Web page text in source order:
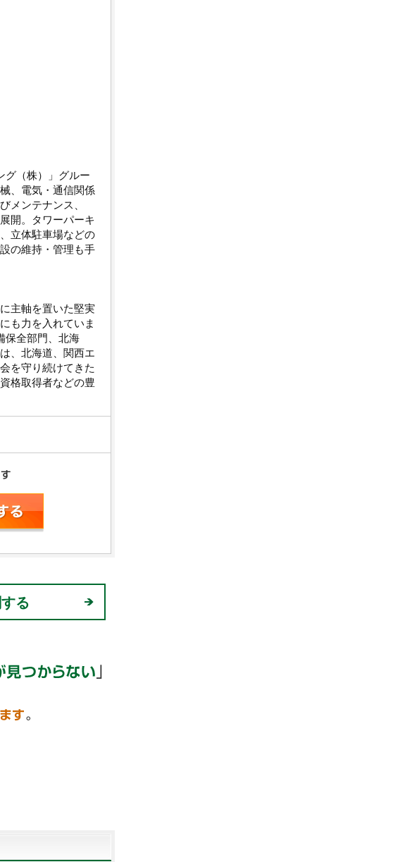
グ（株）」グルー
、電気・通信関係
メンテナンス、
開。タワーパーキ
立体駐車場などの
の維持・管理も手
主軸を置いた堅実
も力を入れていま
保全部門、北海
、北海道、関西エ
を守り続けてきた
格取得者などの豊
る